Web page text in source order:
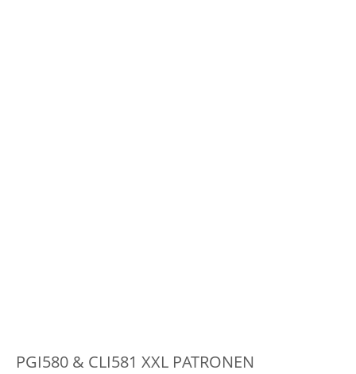
PGI580 & CLI581 XXL PATRONEN